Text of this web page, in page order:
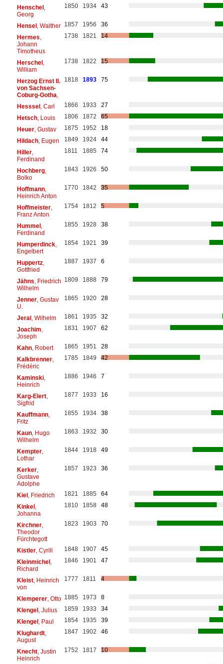
Henschel,
Georg
1850 1934 43
Hensel, Walther 1857 1956
36
Hermes
Johann
Timotheus
1738 1821 14
Herschel,
William
1738 1822 15
Herzog Ernst II.
von Sachsen-
Coburg-Gotha
1818 1893 75
Hesssel, Carl 1866 1933
27
Hetsch, Louis 1806 1872
65
Heuer, Gustav 1875 1952
18
Hildach, Eugen 1849 1924
44
Hiller,
Ferdinand
1811 1885 74
Hochberg,
Bolko
1843 1926 50
Hoffmann,
Heinrich Anton
1770 1842 35
Hoffmeister,
Franz Anton
1754 1812 5
Hummel,
Ferdinand
1855 1928 38
Humperdinck,
Engelbert
1854 1921 39
Huppertz,
Gottfried
1887 1937 6
Jähns , Friedrich
Wilhelm
1809 1888 79
Jenner, Gustav
U.
1865 1920 28
Jeral, Wilhelm 1861 1935
32
Joachim
Joseph
1831 1907 62
Kahn, Robert 1865 1951
28
Kalkbrenner,
Frédéric
1785 1849 42
Kaminski,
Heinrich
1886 1946 7
Karg-Elert,
Sigfrid
1877 1933 16
Kauffmann,
Fritz
1855 1934 38
Kaun, Hugo
Wilhelm
1863 1932 30
Kempter,
Lothar
1844 1918 49
Kerker,
Gustave
Adolphe
1857 1923 36
Kiel, Friedrich 1821 1885
64
Kinkel,
Johanna
1810 1858 48
Kirchner,
Theodor
Fürchtegott
1823 1903 70
Kistler, Cyrill 1848 1907
45
Kleinmichel,
Richard
1846 1901 47
Kleist, Heinrich
von
1777 1811 4
Klemperer, Otto 1885 1973
8
Klengel, Julius 1859 1933
34
Klengel, Paul 1854 1935
39
Klughardt,
August
1847 1902 46
Knecht, Justin
Heinrich
1752 1817 10